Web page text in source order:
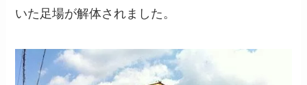
いた足場が解体されました。